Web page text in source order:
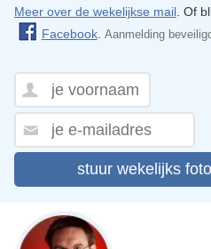
Meer over de wekelijkse mail. Of
Facebook. Aanmelding
stuur wekelijks